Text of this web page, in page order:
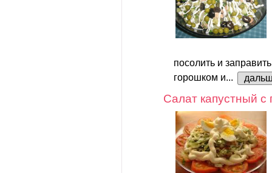
посолить и
горошком и...
Салат капустный